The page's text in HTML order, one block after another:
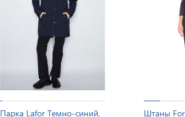
Парка Lafor Темно-синий,
Штаны